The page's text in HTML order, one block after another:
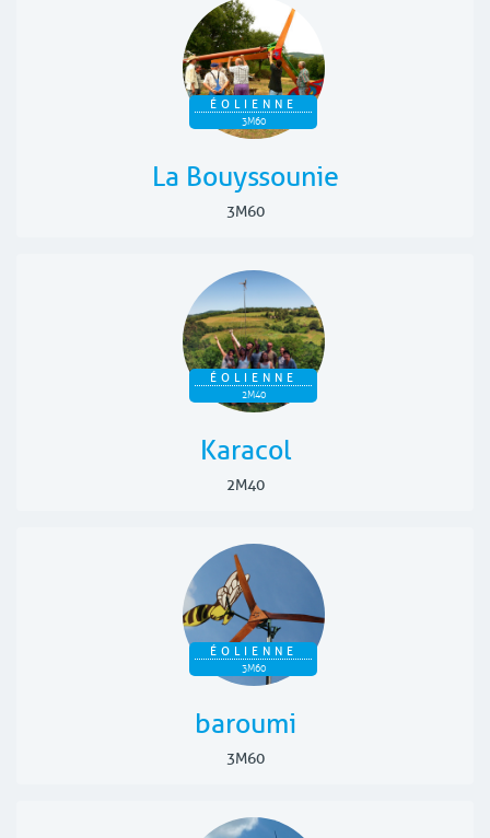
ÉOLIENNE
3M60
La Bouyssounie
3M60
ÉOLIENNE
2M40
Karacol
2M40
ÉOLIENNE
3M60
baroumi
3M60